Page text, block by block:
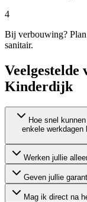
4
Bij verbouwing?
sanitair.
Kinderdijk
Hoe snel
enkele
Werken jullie
Geven jullie
Mag ik direct na